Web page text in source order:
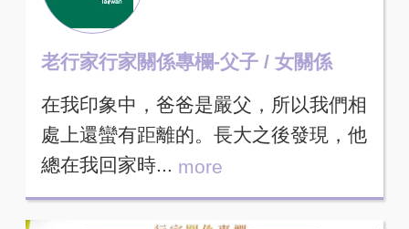
老行家行家關係專欄-父子 / 女關係
在我印象中，爸爸是嚴父，所以我們相
處上還蠻有距離的。長大之後發現，他
總在我回家時... more